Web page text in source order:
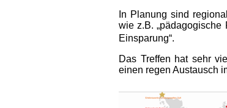
In Planung sind
wie z.B. „pädagogische
Einsparung“.
Das Treffen hat sehr
einen regen Austausch